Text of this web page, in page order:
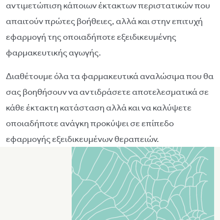
αντιμετώπιση κάποιων έκτακτων περιστατικών που
απαιτούν πρώτες βοήθειες, αλλά και στην επιτυχή
εφαρμογή της οποιαδήποτε εξειδικευμένης
φαρμακευτικής αγωγής.
Διαθέτουμε όλα τα φαρμακευτικά αναλώσιμα που θα
σας βοηθήσουν να αντιδράσετε αποτελεσματικά σε
κάθε έκτακτη κατάσταση αλλά και να καλύψετε
οποιαδήποτε ανάγκη προκύψει σε επίπεδο
εφαρμογής εξειδικευμένων θεραπειών.